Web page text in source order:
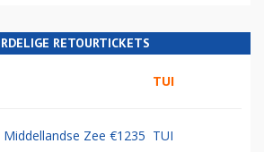
RETOURTICKETS
TUI
Zee €1235 TUI